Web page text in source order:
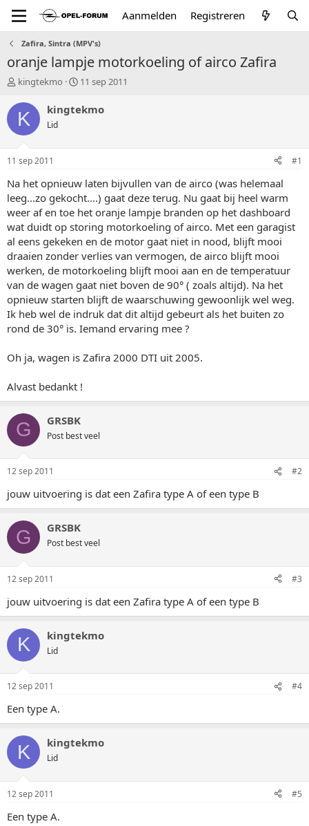
Aanmelden Registreren
Zafira, Sintra (MPV's)
oranje lampje motorkoeling of airco Zafira
T
p
a
r
e
r
kingtekmo
S
a
u
m
11 sep 2011
K kingtekmo
Lid
11 sep 2011 #1
Na het opnieuw laten bijvullen van de airco (was helemaal
leeg...zo gekocht....) gaat deze terug. Nu gaat bij heel warm
weer af en toe het oranje lampje branden op het dashboard
wat duidt op storing motorkoeling of airco. Met een garagist
al eens gekeken en de motor gaat niet in nood, blijft mooi
draaien zonder verlies van vermogen, de airco blijft mooi
werken, de motorkoeling blijft mooi aan en de temperatuur
van de wagen gaat niet boven de 90° ( zoals altijd). Na het
opnieuw starten blijft de waarschuwing gewoonlijk wel weg.
Ik heb wel de indruk dat dit altijd gebeurt als het buiten zo
rond de 30° is. Iemand ervaring mee ?
Oh ja, wagen is Zafira 2000 DTI uit 2005.
Alvast bedankt !
G GRSBK
Post best veel
12 sep 2011 #2
jouw uitvoering is dat een Zafira type A of een type B
G GRSBK
Post best veel
12 sep 2011 #3
jouw uitvoering is dat een Zafira type A of een type B
K kingtekmo
Lid
12 sep 2011 #4
Een type A.
K kingtekmo
Lid
12 sep 2011 #5
Een type A.